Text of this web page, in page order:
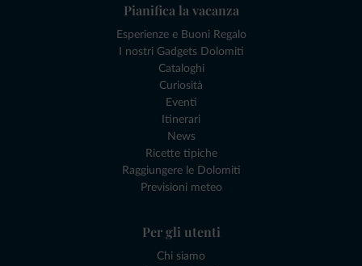
Pianifica la vacanza
Esperienze e Buoni Regalo
I nostri Gadgets Dolomiti
Cataloghi
Curiosità
Eventi
Itinerari
News
Ricette tipiche
Raggiungere le Dolomiti
Previsioni meteo
Per gli utenti
Chi siamo